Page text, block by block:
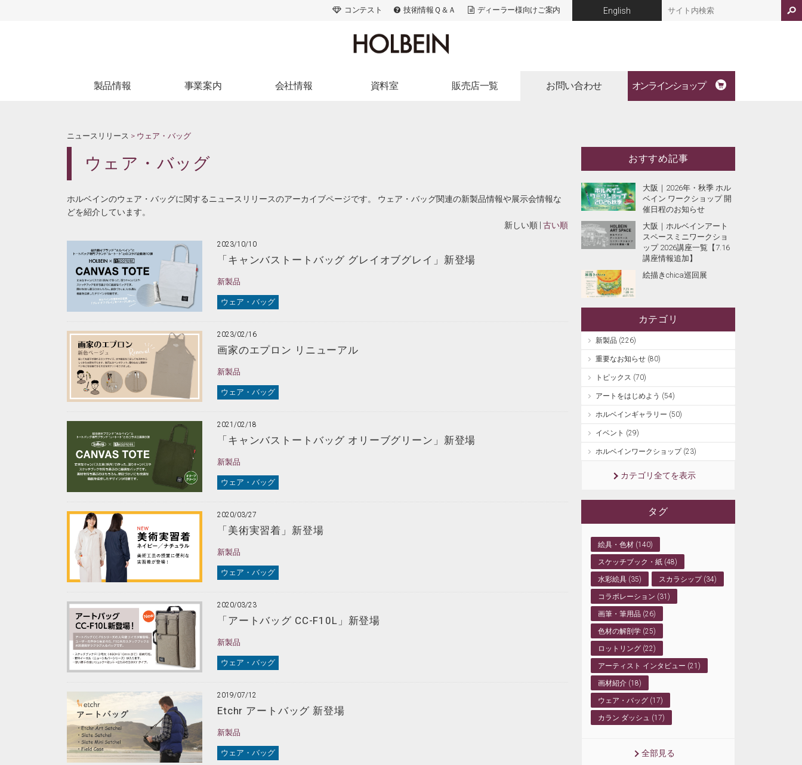
コンテスト 技術情報Ｑ＆Ａ ディーラー様向けご案内 English
製品情報
WEBカタログ
事業案内
試験受託
会社情報 資料室
ACRYLART
販売店一覧
九州・沖縄
お問い合わせ オンラインショップ
ニュースリリース > ウェア・バッグ
ウェア・バッグ
ホルベインのウェア・バッグに関するニュースリリースのアーカイブページです。 ウェア・バッグ関連の新製品情報や展示会情報な
どを紹介しています。
新しい順 | 古い順
2023/10/10
「キャンバストートバッグ グレイオブグレイ」新登場
新製品
ウェア・バッグ
2023/02/16
画家のエプロン リニューアル
新製品
ウェア・バッグ
2021/02/18
「キャンバストートバッグ オリーブグリーン」新登場
新製品
ウェア・バッグ
2020/03/27
「美術実習着」新登場
新製品
ウェア・バッグ
2020/03/23
「アートバッグ CC-F10L」新登場
新製品
ウェア・バッグ
2019/07/12
Etchr アートバッグ 新登場
新製品
ウェア・バッグ
おすすめ記事
大阪｜2026年・秋季 ホル
ベイン ワークショップ 開
催日程のお知らせ
大阪｜ホルベインアート
スペースミニワークショ
ップ 2026講座一覧【7.16
講座情報追加】
絵描きchica巡回展
カテゴリ
新製品 (226)
重要なお知らせ (80)
トピックス (70)
アートをはじめよう (54)
ホルベインギャラリー (50)
イベント (29)
ホルベインワークショップ (23)
カテゴリ全てを表示
タグ
絵具・色材 (140)
スケッチブック・紙 (48)
水彩絵具 (35) スカラシップ (34)
コラボレーション (31)
画筆・筆用品 (26)
色材の解剖学 (25)
ロットリング (22)
アーティスト インタビュー (21)
画材紹介 (18)
ウェア・バッグ (17)
カラン ダッシュ (17)
全部見る